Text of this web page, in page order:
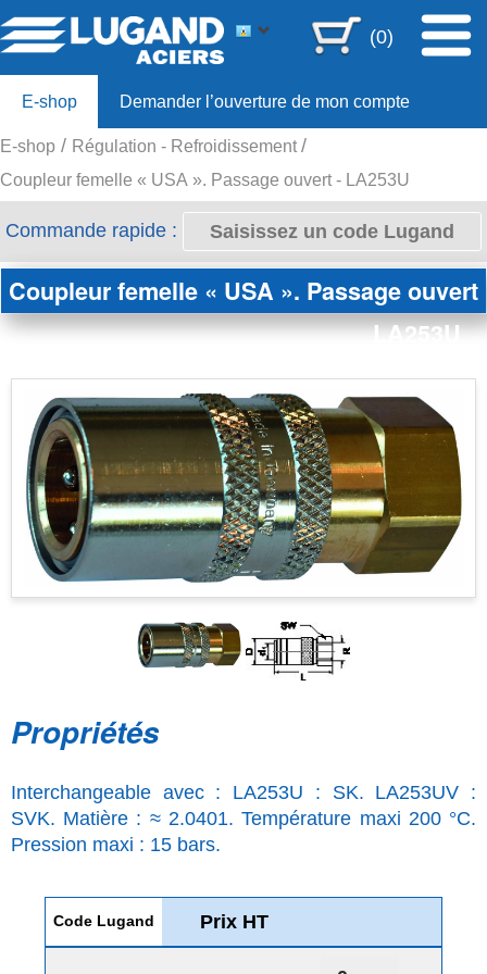
(0)
E-shop Demander l’ouverture de mon compte
Offre 80ans
E-shop
Régulation - Refroidissement
Coupleur femelle « USA ». Passage ouvert - LA253U
Commande rapide :
Coupleur femelle « USA ». Passage ouvert
LA253U
Propriétés
Interchangeable avec : LA253U : SK. LA253UV :
SVK. Matière : ≈ 2.0401. Température maxi 200 °C.
Pression maxi : 15 bars.
Code Lugand Prix HT